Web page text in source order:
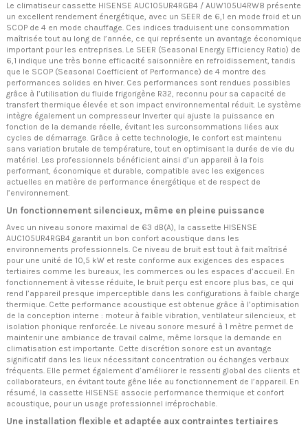
Le climatiseur cassette HISENSE AUC105UR4RGB4 / AUW105U4RW8 présente
un excellent rendement énergétique, avec un SEER de 6,1 en mode froid et un
SCOP de 4 en mode chauffage. Ces indices traduisent une consommation
maîtrisée tout au long de l’année, ce qui représente un avantage économique
important pour les entreprises. Le SEER (Seasonal Energy Efficiency Ratio) de
6,1 indique une très bonne efficacité saisonnière en refroidissement, tandis
que le SCOP (Seasonal Coefficient of Performance) de 4 montre des
performances solides en hiver. Ces performances sont rendues possibles
grâce à l’utilisation du fluide frigorigène R32, reconnu pour sa capacité de
transfert thermique élevée et son impact environnemental réduit. Le système
intègre également un compresseur Inverter qui ajuste la puissance en
fonction de la demande réelle, évitant les surconsommations liées aux
cycles de démarrage. Grâce à cette technologie, le confort est maintenu
sans variation brutale de température, tout en optimisant la durée de vie du
matériel. Les professionnels bénéficient ainsi d’un appareil à la fois
performant, économique et durable, compatible avec les exigences
actuelles en matière de performance énergétique et de respect de
l’environnement.
Un fonctionnement silencieux, même en pleine puissance
Avec un niveau sonore maximal de 63 dB(A), la cassette HISENSE
AUC105UR4RGB4 garantit un bon confort acoustique dans les
environnements professionnels. Ce niveau de bruit est tout à fait maîtrisé
pour une unité de 10,5 kW et reste conforme aux exigences des espaces
tertiaires comme les bureaux, les commerces ou les espaces d’accueil. En
fonctionnement à vitesse réduite, le bruit perçu est encore plus bas, ce qui
rend l’appareil presque imperceptible dans les configurations à faible charge
thermique. Cette performance acoustique est obtenue grâce à l’optimisation
de la conception interne : moteur à faible vibration, ventilateur silencieux, et
isolation phonique renforcée. Le niveau sonore mesuré à 1 mètre permet de
maintenir une ambiance de travail calme, même lorsque la demande en
climatisation est importante. Cette discrétion sonore est un avantage
significatif dans les lieux nécessitant concentration ou échanges verbaux
fréquents. Elle permet également d’améliorer le ressenti global des clients et
collaborateurs, en évitant toute gêne liée au fonctionnement de l’appareil. En
résumé, la cassette HISENSE associe performance thermique et confort
acoustique, pour un usage professionnel irréprochable.
Une installation flexible et adaptée aux contraintes tertiaires